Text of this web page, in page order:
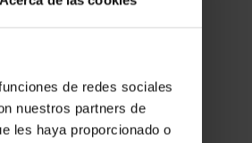
de redes sociales
nuestros partners de
les haya proporcionado o